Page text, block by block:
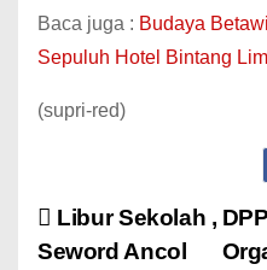
Baca juga : Budaya
Sepuluh Hotel Bintang
(supri-red)
Libur Sekolah ,
Seword Ancol